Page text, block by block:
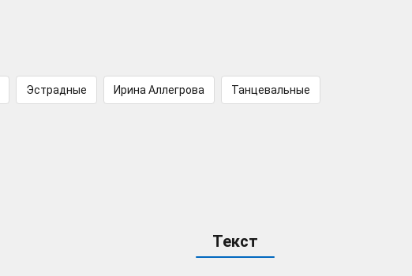
Эстрадные Ирина Аллегрова Танцевальные
Текст